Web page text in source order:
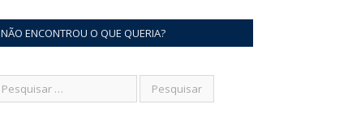
NÃO ENCONTROU O QUE QUERIA?